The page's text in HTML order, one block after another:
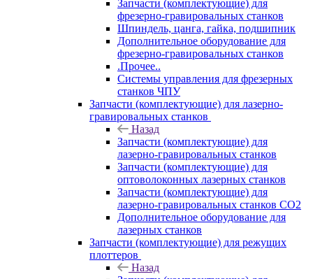
Запчасти (комплектующие) для
фрезерно-гравировальных станков
Шпиндель, цанга, гайка, подшипник
Дополнительное оборудование для
фрезерно-гравировальных станков
.Прочее..
Системы управления для фрезерных
станков ЧПУ
Запчасти (комплектующие) для лазерно-
гравировальных станков
Назад
Запчасти (комплектующие) для
лазерно-гравировальных станков
Запчасти (комплектующие) для
оптоволоконных лазерных станков
Запчасти (комплектующие) для
лазерно-гравировальных станков CO2
Дополнительное оборудование для
лазерных станков
Запчасти (комплектующие) для режущих
плоттеров
Назад